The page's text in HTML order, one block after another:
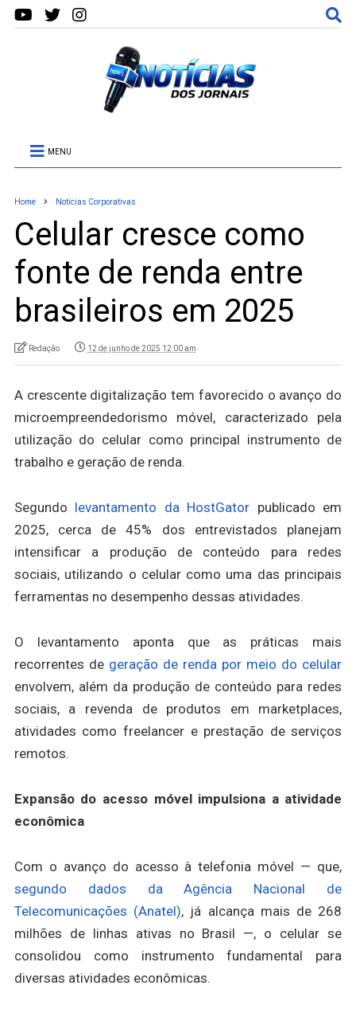
MENU
Home Notícias Corporativas
Celular cresce como
fonte de renda entre
brasileiros em 2025
Redação 12 de junho de 2025 12:00 am
A crescente digitalização tem favorecido o avanço do
microempreendedorismo móvel, caracterizado pela
utilização do celular como principal instrumento de
trabalho e geração de renda.
Segundo levantamento da HostGator publicado em
2025, cerca de 45% dos entrevistados planejam
intensificar a produção de conteúdo para redes
sociais, utilizando o celular como uma das principais
ferramentas no desempenho dessas atividades.
O levantamento aponta que as práticas mais
recorrentes de geração de renda por meio do celular
envolvem, além da produção de conteúdo para redes
sociais, a revenda de produtos em marketplaces,
atividades como freelancer e prestação de serviços
remotos.
Expansão do acesso móvel impulsiona a atividade
econômica
Com o avanço do acesso à telefonia móvel — que,
segundo dados da Agência Nacional de
Telecomunicações (Anatel), já alcança mais de 268
milhões de linhas ativas no Brasil —, o celular se
consolidou como instrumento fundamental para
diversas atividades econômicas.